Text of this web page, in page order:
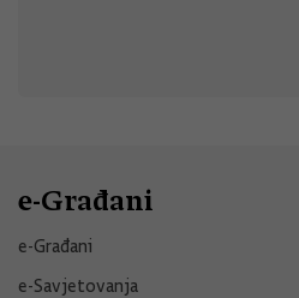
e-Građani
e-Građani
e-Savjetovanja